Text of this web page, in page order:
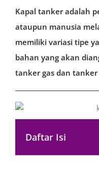
Kapal tanker adalah
ataupun manusia
memiliki variasi tipe
bahan yang akan
tanker gas dan
Daftar Isi